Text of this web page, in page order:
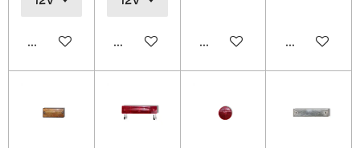
In winkelwagenIn winkelwagenIn winkelwagen
In